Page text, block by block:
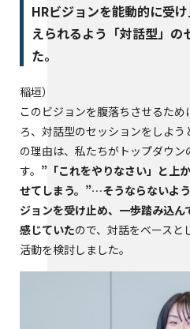
HRビジョンを能動的に受
えられるよう「対話型」の
た。
稲垣
このビジョンを腹落ちさせるた
ろ、対話型のセッションをしよ
の理由は、私たちがトップダウン
す。 ”「これをやりなさい」と上
せてしまう。”…そうならないよ
ジョンを受け止め、一歩踏み込
感じていたので、対話をベース
活動を検討しました。